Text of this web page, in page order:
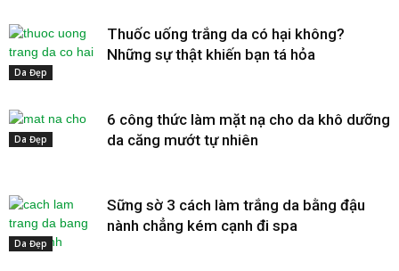
Da Đẹp
Thuốc uống trắng da có hại không?
Những sự thật khiến bạn tá hỏa
Da Đẹp
6 công thức làm mặt nạ cho da khô dưỡng
da căng mướt tự nhiên
Da Đẹp
Sững sờ 3 cách làm trắng da bằng đậu
nành chẳng kém cạnh đi spa